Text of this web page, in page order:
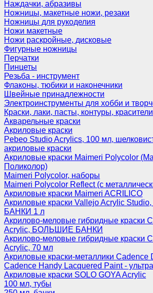
Наждачки, абразивы
Ножницы, макетные ножи, резаки
Ножницы для рукоделия
Ножи макетные
Ножи раскройные, дисковые
Фигурные ножницы
Перчатки
Пинцеты
Резьба - инструмент
Флаконы, тюбики и наконечники
Швейные принадлежности
Электроинструменты для хобби и
Краски, лаки, пасты, контуры,
Акварельные краски
Акриловые краски
Pebeo Studio Acrylics, 100 мл,
акриловые краски
Акриловые краски Maimeri Polycolor
Поликолор)
Maimeri Polycolor, наборы
Maimeri Polycolor Reflect (с
Акриловые краски Maimeri ACRILICO
Акриловые краски Vallejo Acrylic
БАНКИ 1 л
Акрилово-меловые гибридные краски
Acrylic, БОЛЬШИЕ БАНКИ
Акрилово-меловые гибридные краски
Acrylic, 70 мл
Акриловые краски-металлики Cadence
Cadence Handy Lacquered Paint -
Акриловые краски SOLO GOYA Acrylic
100 мл, тубы